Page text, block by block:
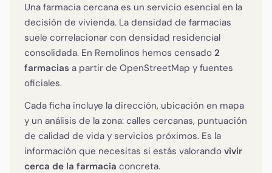
Una farmacia cercana es un servicio esencial en la
decisión de vivienda. La densidad de farmacias
suele correlacionar con densidad residencial
consolidada. En Remolinos hemos censado 2
farmacias a partir de OpenStreetMap y fuentes
oficiales.
Cada ficha incluye la dirección, ubicación en mapa
y un análisis de la zona: calles cercanas, puntuación
de calidad de vida y servicios próximos. Es la
información que necesitas si estás valorando vivir
cerca de la farmacia concreta.